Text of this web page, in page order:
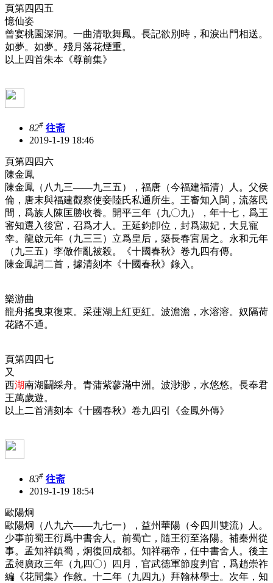
頁第四四五
憶仙姿
曾宴桃園深洞。一曲清歌舞鳳。長記欲別時，和淚出門相送。
如夢。如夢。殘月落花煙重。
以上四首朱本《尊前集》
82# 往斋
2019-1-19 18:46
頁第四四六
陳金鳳
陳金鳳（八九三——九三五），福唐（今福建福清）人。父侯
倫，唐末與福建觀察使妾陸氏私通所生。王審知入閩，流落民
間，爲族人陳匡勝收養。開平三年（九〇九），年十七，爲王
審知選入後宮，召爲才人。王延鈞卽位，封爲淑妃，大見寵
幸。龍啟元年（九三三）立爲皇后，築長春宮居之。永和元年
（九三五）李倣作亂被殺。《十國春秋》卷九四有傳。
陳金鳳詞二首，據清刻本《十國春秋》錄入。
樂游曲
龍舟搖曳東復東。采蓮湖上紅更紅。波澹澹，水溶溶。奴隔荷
花路不通。
頁第四四七
又
西湖南湖鬭綵舟。青蒲紫蓼滿中洲。波渺渺，水悠悠。長奉君
王萬歲遊。
以上二首清刻本《十國春秋》卷九四引《金鳳外傳》
83# 往斋
2019-1-19 18:54
歐陽炯
歐陽炯（八九六——九七一），益州華陽（今四川雙流）人。
少事前蜀王衍爲中書舍人。前蜀亡，隨王衍至洛陽。補秦州從
事。孟知祥鎮蜀，炯復回成都。知祥稱帝，任中書舍人。後主
孟昶廣政三年（九四〇）四月，官武德軍節度判官，爲趙崇祚
編《花間集》作敘。十二年（九四九）拜翰林學士。次年，知